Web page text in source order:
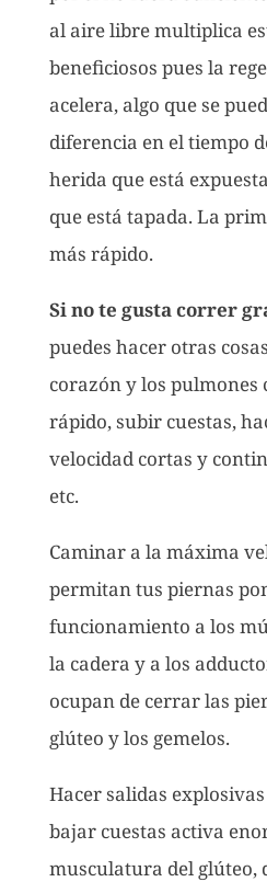
al aire libre multiplica
beneficiosos pues la
acelera, algo que se
diferencia en el tiempo
herida que está
que está tapada. La
más rápido.
Si no te gusta correr
puedes hacer otras
corazón y los pulmones
rápido, subir cuestas,
velocidad cortas y
etc.
Caminar a la máxima
permitan tus piernas
funcionamiento a los
la cadera y a los
ocupan de cerrar las
glúteo y los gemelos.
Hacer salidas
bajar cuestas activa
musculatura del glúteo,